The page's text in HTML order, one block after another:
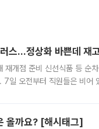
스…정상화 바쁜데 재
재개점 준비 신선식품 등 순
7일 오전부터 직원들은 비어
올까요? [해시태그]